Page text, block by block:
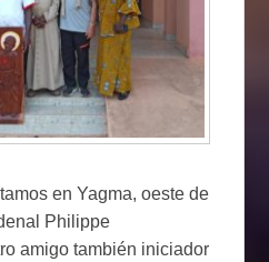
en Yagma, oeste de
Philippe
amigo también iniciador